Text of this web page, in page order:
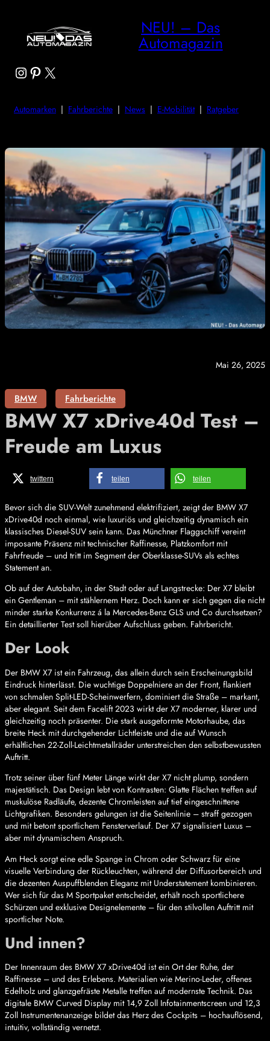
NEU! – Das
Automagazin
Instagram
Pinterest
X
Automarken | Fahrberichte | News | E-Mobilität| Ratgeber
Mai 26, 2025
BMW Fahrberichte
BMW X7 xDrive40d Test –
Freude am Luxus
twittern teilen teilen
Bevor sich die SUV-Welt zunehmend elektrifiziert, zeigt der BMW X7
xDrive40d noch einmal, wie luxuriös und gleichzeitig dynamisch ein
klassisches Diesel-SUV sein kann. Das Münchner Flaggschiff vereint
imposante Präsenz mit technischer Raffinesse, Platzkomfort mit
Fahrfreude – und tritt im Segment der Oberklasse-SUVs als echtes
Statement an.
Ob auf der Autobahn, in der Stadt oder auf Langstrecke: Der X7 bleibt
ein Gentleman – mit stählernem Herz. Doch kann er sich gegen die nicht
minder starke Konkurrenz á la Mercedes-Benz GLS und Co durchsetzen?
Ein detaillierter Test soll hierüber Aufschluss geben. Fahrbericht.
Der Look
Der BMW X7 ist ein Fahrzeug, das allein durch sein Erscheinungsbild
Eindruck hinterlässt. Die wuchtige Doppelniere an der Front, flankiert
von schmalen Split-LED-Scheinwerfern, dominiert die Straße – markant,
aber elegant. Seit dem Facelift 2023 wirkt der X7 moderner, klarer und
gleichzeitig noch präsenter. Die stark ausgeformte Motorhaube, das
breite Heck mit durchgehender Lichtleiste und die auf Wunsch
erhältlichen 22-Zoll-Leichtmetallräder unterstreichen den selbstbewussten
Auftritt.
Trotz seiner über fünf Meter Länge wirkt der X7 nicht plump, sondern
majestätisch. Das Design lebt von Kontrasten: Glatte Flächen treffen auf
muskulöse Radläufe, dezente Chromleisten auf tief eingeschnittene
Lichtgrafiken. Besonders gelungen ist die Seitenlinie – straff gezogen
und mit betont sportlichem Fensterverlauf. Der X7 signalisiert Luxus –
aber mit dynamischem Anspruch.
Am Heck sorgt eine edle Spange in Chrom oder Schwarz für eine
visuelle Verbindung der Rückleuchten, während der Diffusorbereich und
die dezenten Auspuffblenden Eleganz mit Understatement kombinieren.
Wer sich für das M Sportpaket entscheidet, erhält noch sportlichere
Schürzen und exklusive Designelemente – für den stilvollen Auftritt mit
sportlicher Note.
Und innen?
Der Innenraum des BMW X7 xDrive40d ist ein Ort der Ruhe, der
Raffinesse – und des Erlebens. Materialien wie Merino-Leder, offenes
Edelholz und glanzgefräste Metalle treffen auf modernste Technik. Das
digitale BMW Curved Display mit 14,9 Zoll Infotainmentscreen und 12,3
Zoll Instrumentenanzeige bildet das Herz des Cockpits – hochauflösend,
intuitiv, vollständig vernetzt.